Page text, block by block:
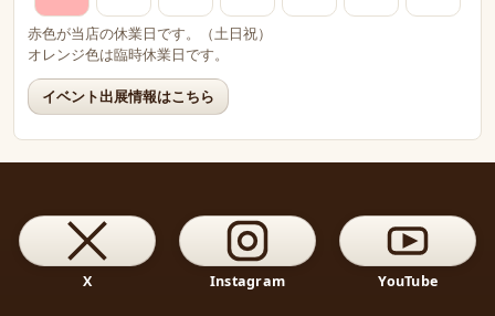
赤色が当店の休業日です。（土日祝）
オレンジ色は臨時休業日です。
イベント出展情報はこちら
X Instagram YouTube